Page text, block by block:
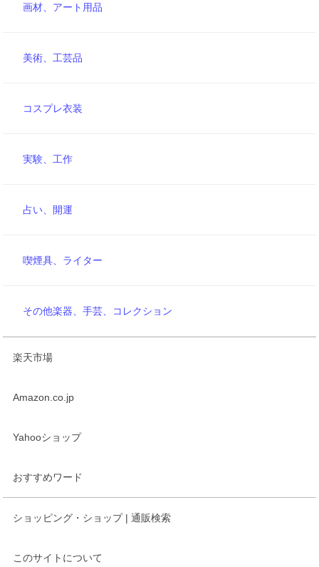
画材、アート用品
美術、工芸品
コスプレ衣装
実験、工作
占い、開運
喫煙具、ライター
その他楽器、手芸、コレクション
楽天市場
Amazon.co.jp
Yahooショップ
おすすめワード
ショッピング・ショップ | 通販検索
このサイトについて